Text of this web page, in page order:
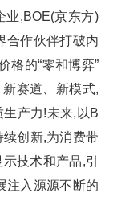
业,BOE(京东方)
合作伙伴打破内
格的“零和博弈”
新赛道、新模式,
产力!未来,以B
创新,为消费带
技术和产品,引
注入源源不断的